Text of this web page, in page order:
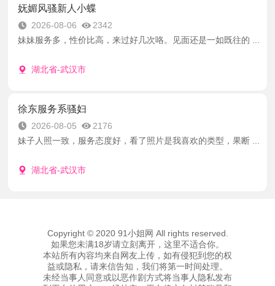
妩媚风骚新人小蝶
2026-08-06
2342
妹妹服务多，性价比高，来过好几次咯。见面还是一如既往的 ...
湖北省-武汉市
徐东服务系骚妇
2026-08-05
2176
妹子人照一致，服务态度好，看了照片是我喜欢的类型，果断 ...
湖北省-武汉市
Copyright © 2020 91小姐网 All rights reserved.
如果您未满18岁请立刻离开，这里不适合你。
本站所有內容均来自网友上传，如有侵犯到您的权
益或隐私，请来信告知，我们将第一时间处理。
未经当事人同意或以恶作剧方式将当事人隐私发布